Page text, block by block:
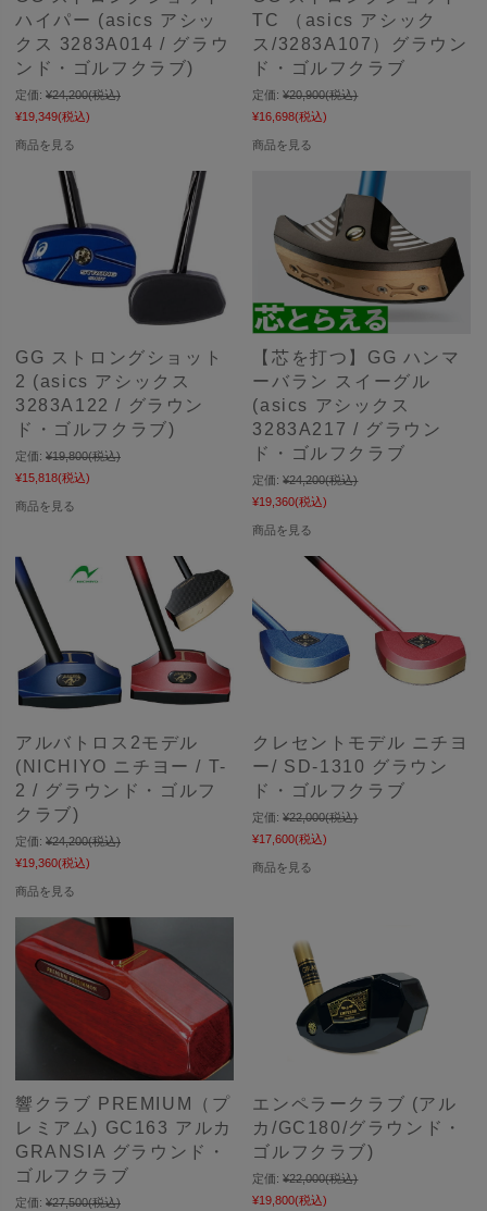
ハイパー (asics アシッ
クス 3283A014 / グラウ
ンド・ゴルフクラブ)
定価: ¥24,200(税込)
¥19,349(税込)
商品を見る
TC （asics アシック
ス/3283A107）グラウン
ド・ゴルフクラブ
定価: ¥20,900(税込)
¥16,698(税込)
商品を見る
GG ストロングショット
2 (asics アシックス
3283A122 / グラウン
ド・ゴルフクラブ)
定価: ¥19,800(税込)
¥15,818(税込)
商品を見る
【芯を打つ】GG ハンマ
ーバラン スイーグル
(asics アシックス
3283A217 / グラウン
ド・ゴルフクラブ
定価: ¥24,200(税込)
¥19,360(税込)
商品を見る
アルバトロス2モデル
(NICHIYO ニチヨー / T-
2 / グラウンド・ゴルフ
クラブ)
定価: ¥24,200(税込)
¥19,360(税込)
商品を見る
クレセントモデル ニチヨ
ー/ SD-1310 グラウン
ド・ゴルフクラブ
定価: ¥22,000(税込)
¥17,600(税込)
商品を見る
響クラブ PREMIUM（プ
レミアム) GC163 アルカ
GRANSIA グラウンド・
ゴルフクラブ
定価: ¥27,500(税込)
エンペラークラブ (アル
カ/GC180/グラウンド・
ゴルフクラブ)
定価: ¥22,000(税込)
¥19,800(税込)